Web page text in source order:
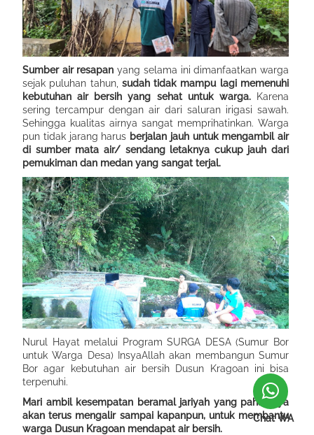
Sumber air resapan yang selama ini dimanfaatkan warga
sejak puluhan tahun, sudahtidak mampulagimemenuhi
kebutuhan air bersih yang sehat untuk warga. Karena
sering tercampur dengan air dari saluran irigasi sawah.
Sehingga kualitas airnya sangat memprihatinkan. Warga
pun tidak jarang harus berjalan jauh untuk mengambil air
di sumber mata air/ sendang letaknya cukup jauh dari
pemukiman dan medan yang sangat terjal.
Nurul Hayat melalui Program SURGA DESA (Sumur Bor
untuk Warga Desa) InsyaAll ah akan membangun Sumur
Bor agar kebutuhan air bersih
Dusun Kragoan ini bisa
terpenuhi.
Mari ambil kesempatan beramal jariyah yang pahalanya
akan terus mengalir sampai kapanpun, untuk membantu
warga Dusun Kragoan mendapat air bersih.
Chat WA